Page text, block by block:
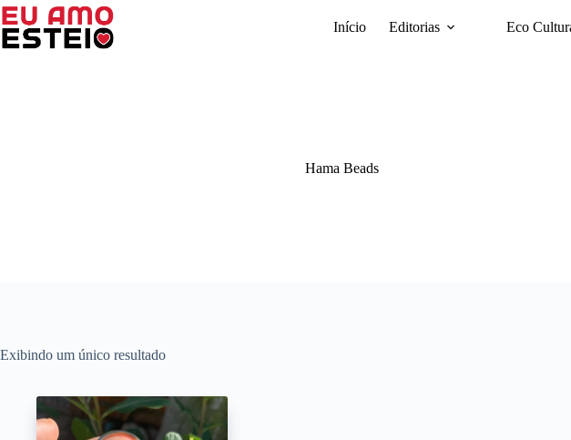
Pular
para
Início Editorias Eco
Hama Beads
Exibindo um único resultado